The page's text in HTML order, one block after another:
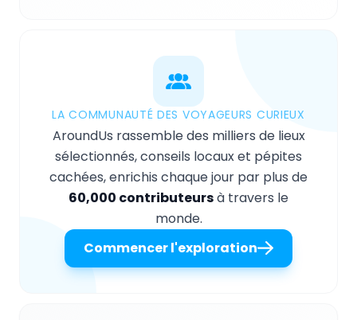
LA COMMUNAUTÉ DES VOYAGEURS CURIEUX
AroundUs rassemble des milliers de lieux
sélectionnés, conseils locaux et pépites
cachées, enrichis chaque jour par plus de
60,000 contributeursà travers le
monde.
Commencer l'exploration